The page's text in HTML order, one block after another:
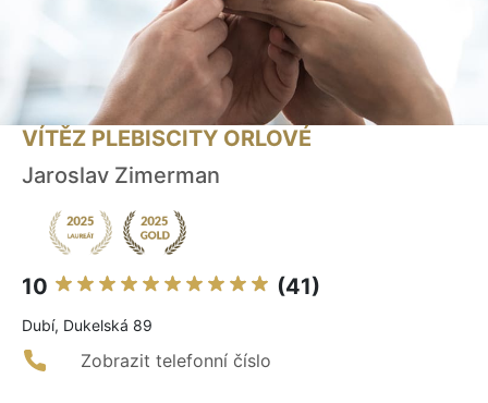
VÍTĚZ PLEBISCITY ORLOVÉ
Jaroslav Zimerman
10 (41)
Dubí, Dukelská 89
Zobrazit telefonní číslo